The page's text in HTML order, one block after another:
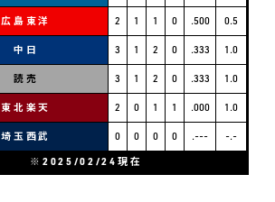
広島東洋 2 1 1 0 .500 0.5
中日 3 1 2 0 .333 1.0
読売 3 1 2 0 .333 1.0
東北楽天 2 0 1 1 .000 1.0
埼玉西武 0 0 0 0 .--- -.-
※2025/02/24現在